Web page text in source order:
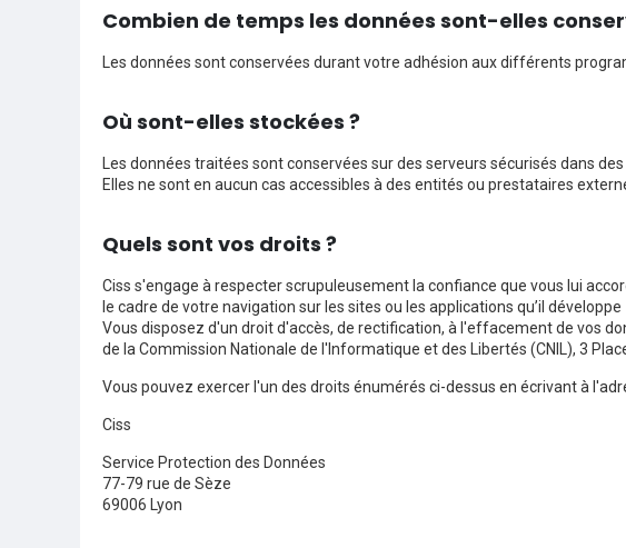
Combien de temps les données sont-elles
Les données sont conservées durant votre adhésion aux différents
Où sont-elles stockées ?
Les données traitées sont conservées sur des serveurs sécurisés dans
Elles ne sont en aucun cas accessibles à des entités ou prestataires
Quels sont vos droits ?
Ciss s'engage à respecter scrupuleusement la confiance que vous lui
le cadre de votre navigation sur les sites ou les applications qu’il développe
Vous disposez d'un droit d'accès, de rectification, à l'effacement de vos
de la Commission Nationale de l'Informatique et des Libertés (CNIL), 3
Vous pouvez exercer l'un des droits énumérés ci-dessus en écrivant à
Ciss
Service Protection des Données
77-79 rue de Sèze
69006 Lyon